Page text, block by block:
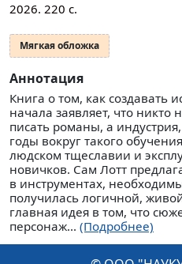
2026. 220 с.
Мягкая обложка
Аннотация
Книга о том, как создавать
начала заявляет, что никто
писать романы, а
годы вокруг такого
людском тщеславии и
новичков. Сам Лотт
в инструментах,
получилась логичной,
главная идея в том, что
персонаж... (Подробнее)